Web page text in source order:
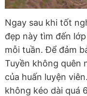
Ngay sau khi tốt
đẹp này tìm đến lớp
mỗi tuần. Để đảm
Tuyền không quên
của huấn luyện
không kéo dài quá